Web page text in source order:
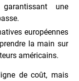
une
européennes
la main sur
américains.
de coût, mais